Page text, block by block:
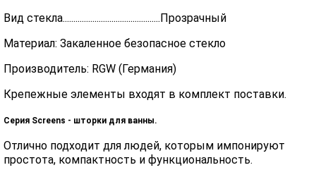
Вид стекла..............................................Прозрачный
Материал: Закаленное безопасное стекло
Производитель: RGW (Германия)
Крепежные элементы входят в комплект поставки.
Серия Screens - шторки для ванны.
Отлично подходит для людей, которым импонируют
простота, компактность и функциональность.